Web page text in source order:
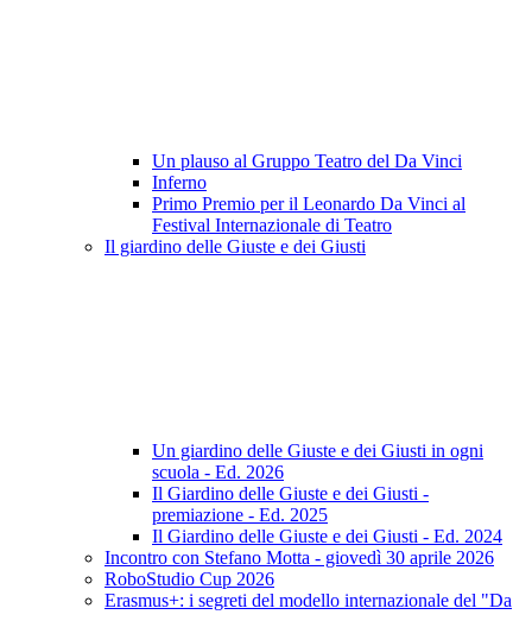
Un plauso al Gruppo Teatro del Da Vinci
Inferno
Primo Premio per il Leonardo Da Vinci al
Festival Internazionale di Teatro
Il giardino delle Giuste e dei Giusti
Un giardino delle Giuste e dei Giusti in ogni
scuola - Ed. 2026
Il Giardino delle Giuste e dei Giusti -
premiazione - Ed. 2025
Il Giardino delle Giuste e dei Giusti - Ed. 2024
Incontro con Stefano Motta - giovedì 30 aprile 2026
RoboStudio Cup 2026
Erasmus+: i segreti del modello internazionale del "Da